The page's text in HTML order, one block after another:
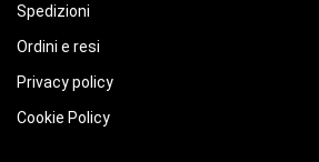
Spedizioni
Ordini e resi
Privacy policy
Cookie Policy